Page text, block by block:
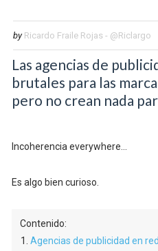
by Ricardo Fraile Rojas - @Riclargo
Las agencias de
brutales para las
pero no crean nada
Incoherencia everywhere...
Es algo bien curioso.
Contenido:
Agencias de publicidad en